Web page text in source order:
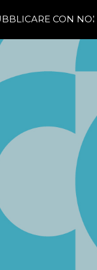
CON NOI